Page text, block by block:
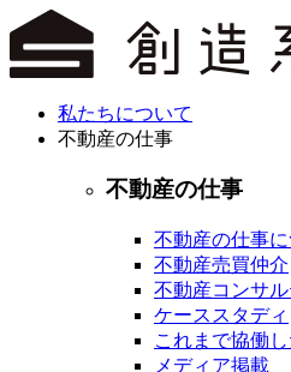
私たちについて
不動産の仕事
不動産の仕事
不動産の仕事
不動産売買仲介
不動産コンサ
ケーススタディ
これまで協働
メディア掲載